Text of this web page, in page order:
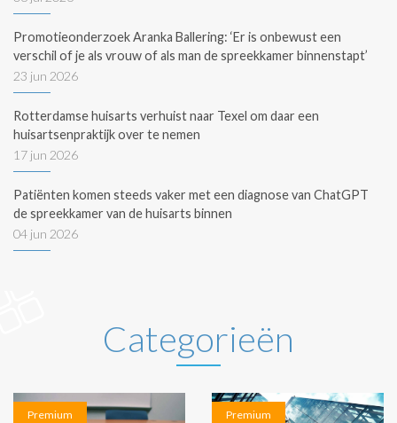
Promotieonderzoek Aranka Ballering: ‘Er is onbewust een
verschil of je als vrouw of als man de spreekkamer binnenstapt’
23 jun 2026
Rotterdamse huisarts verhuist naar Texel om daar een
huisartsenpraktijk over te nemen
17 jun 2026
Patiënten komen steeds vaker met een diagnose van ChatGPT
de spreekkamer van de huisarts binnen
04 jun 2026
Categorieën
Premium Premium